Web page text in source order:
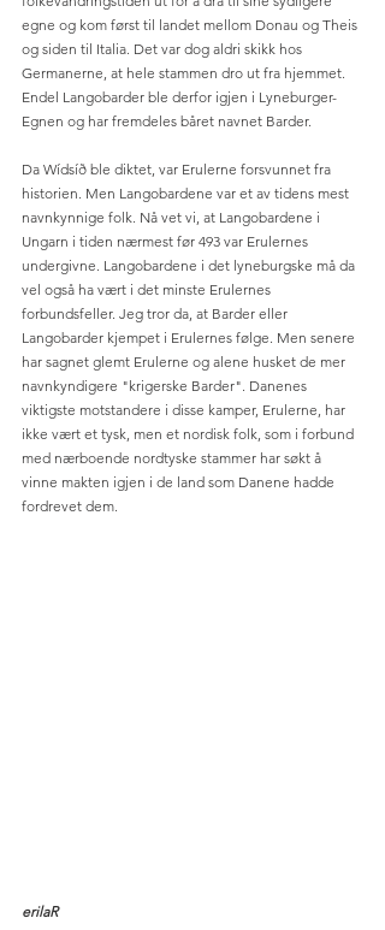
egne og kom først til landet mellom Donau og Theis
og siden til Italia. Det var dog aldri skikk hos
Germanerne, at hele stammen dro ut fra hjemmet.
Endel Langobarder ble derfor igjen i Lyneburger-
Egnen og har fremdeles båret navnet Barder.
Da Wídsíð ble diktet, var Erulerne forsvunnet fra
historien. Men Langobardene var et av tidens mest
navnkynnige folk. Nå vet vi, at Langobardene i
Ungarn i tiden nærmest før 493 var Erulernes
undergivne. Langobardene i det lyneburgske må da
vel også ha vært i det minste Erulernes
forbundsfeller. Jeg tror da, at Barder eller
Langobarder kjempet i Erulernes følge. Men senere
har sagnet glemt Erulerne og alene husket de mer
navnkyndigere "krigerske Barder". Danenes
viktigste motstandere i disse kamper, Erulerne, har
ikke vært et tysk, men et nordisk folk, som i forbund
med nærboende nordtyske stammer har søkt å
vinne makten igjen i de land som Danene hadde
fordrevet dem.
erilaR